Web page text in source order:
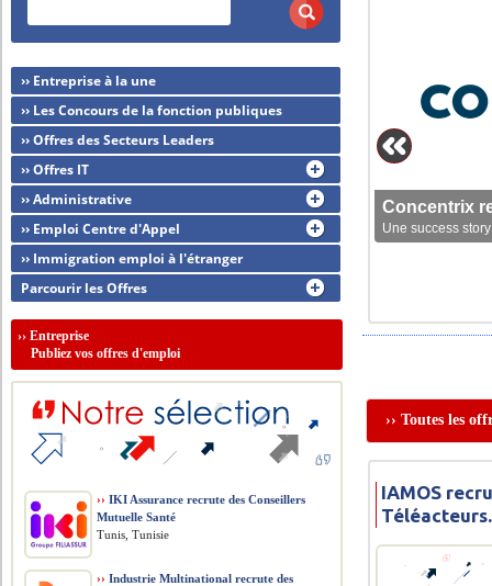
Concentrix
Une success
›› Toutes les
IAMOS
›› Entreprise à la une
›› Les Concours de la fonction publiques
›› Offres des Secteurs Leaders
›› Offres IT
›› Administrative
›› Emploi Centre d'Appel
›› Immigration emploi à l'étranger
Parcourir les Offres
››Entreprise
Publiez vos offres d'emploi
›› IKI Assurance recrute des Conseillers
Mutuelle Santé
Tunis, Tunisie
›› Industrie Multinational recrute des